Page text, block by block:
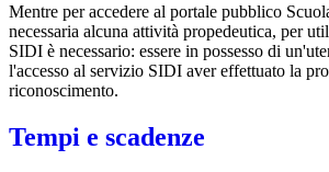
Mentre per accedere al portale pubblico
necessaria alcuna attività propedeutica, per
SIDI è necessario: essere in possesso di
l'accesso al servizio SIDI aver effettuato la
riconoscimento.
Tempi e scadenze